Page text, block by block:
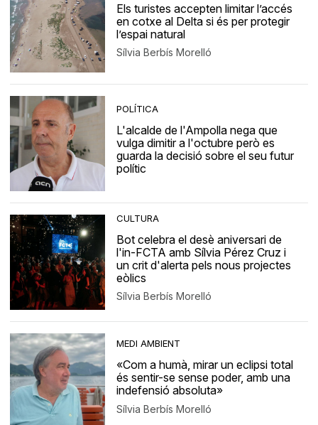
Els turistes accepten limitar l’accés
en cotxe al Delta si és per protegir
l’espai natural
Sílvia Berbís Morelló
POLÍTICA
L'alcalde de l'Ampolla nega que
vulga dimitir a l'octubre però es
guarda la decisió sobre el seu futur
polític
CULTURA
Bot celebra el desè aniversari de
l'in-FCTA amb Sílvia Pérez Cruz i
un crit d'alerta pels nous projectes
eòlics
Sílvia Berbís Morelló
MEDI AMBIENT
«Com a humà, mirar un eclipsi total
és sentir-se sense poder, amb una
indefensió absoluta»
Sílvia Berbís Morelló